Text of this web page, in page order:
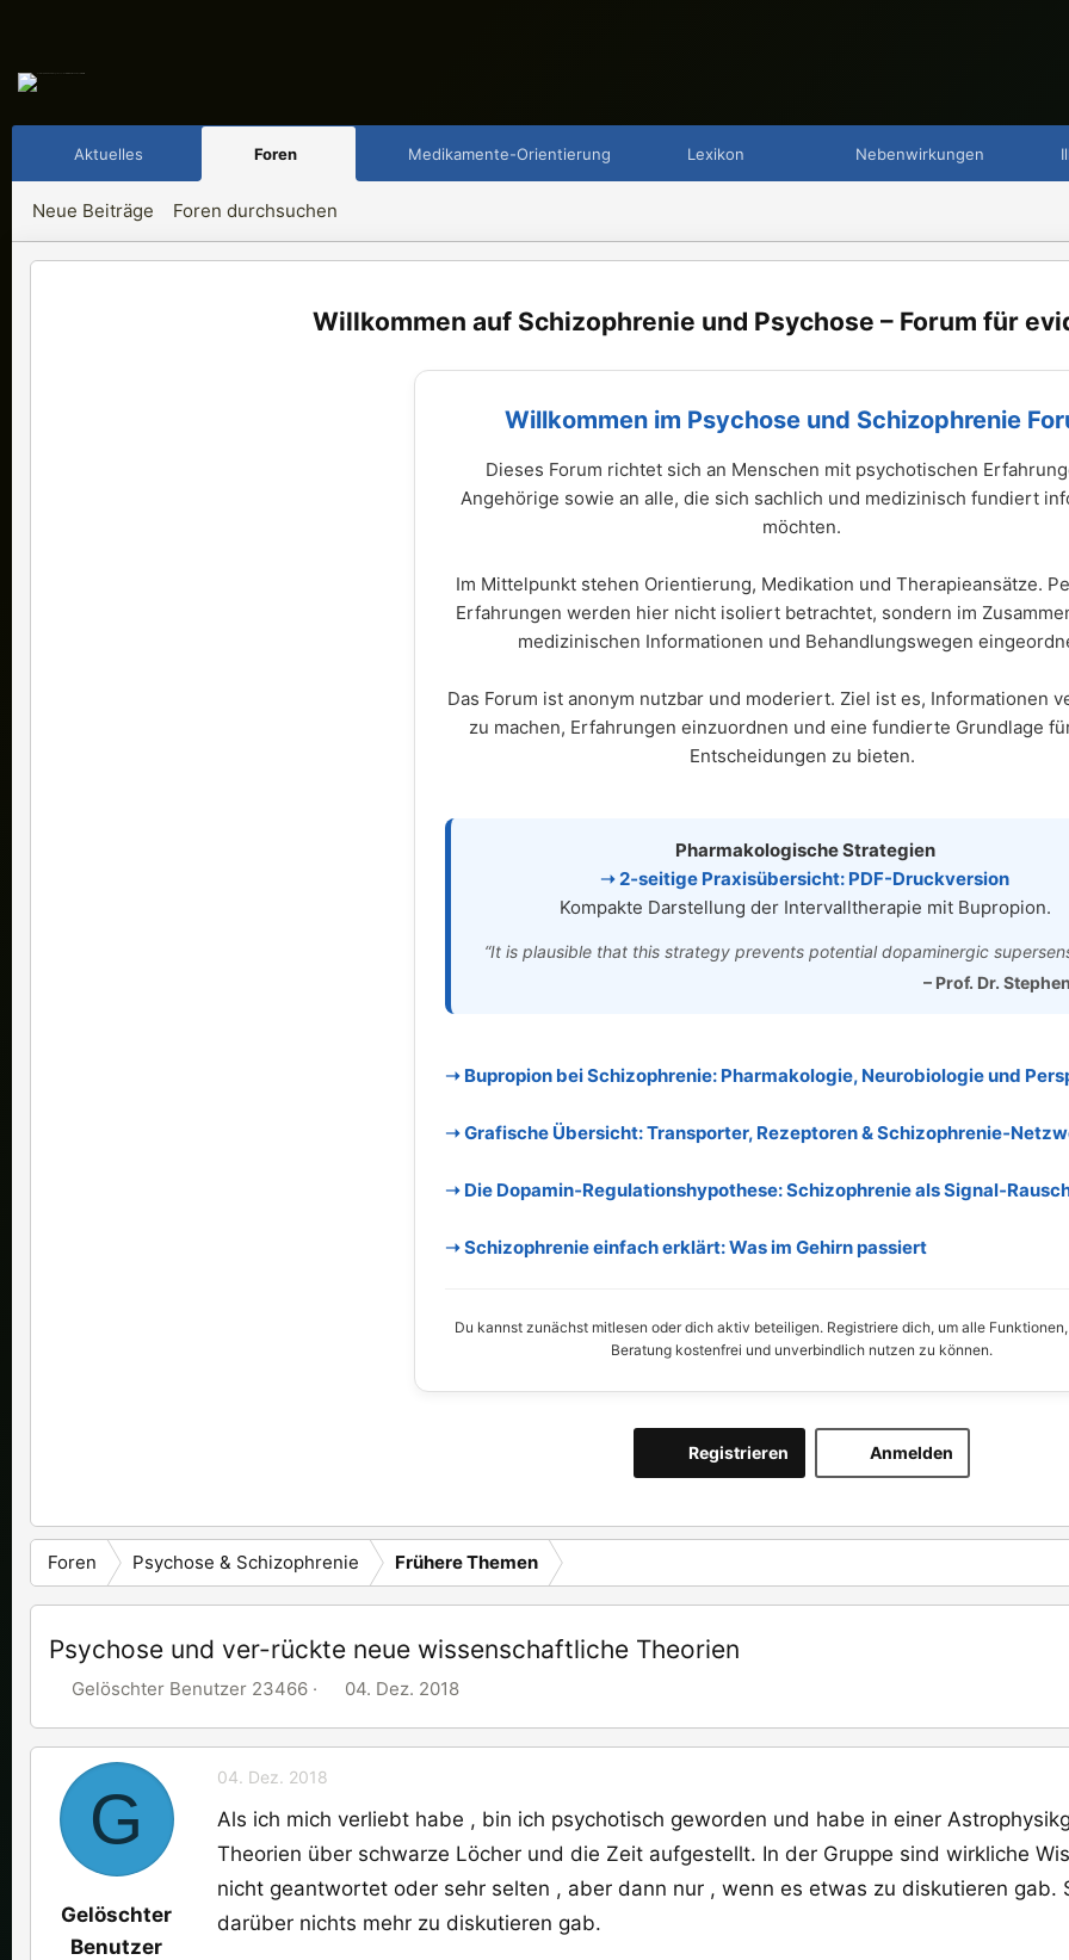
Aktuelles Foren Medikamente-Orientierung Lexikon Nebenwirkungen
Neue Beiträge Foren durchsuchen
Schizophrenie und Psychose – Forum für
Willkommen im Psychose und Schizophrenie
Dieses Forum richtet sich an Menschen mit psychotischen
Angehörige sowie an alle, die sich sachlich und medizinisch fundiert
möchten.
Im Mittelpunkt stehen Orientierung, Medikation und Therapieansätze.
Erfahrungen werden hier nicht isoliert betrachtet, sondern im
medizinischen Informationen und Behandlungswegen
Das Forum ist anonym nutzbar und moderiert. Ziel ist es, Informationen
zu machen, Erfahrungen einzuordnen und eine fundierte Grundlage
Entscheidungen zu bieten.
Pharmakologische Strategien
➝ 2‑seitige Praxisübersicht: PDF-Druckversion
Kompakte Darstellung der Intervalltherapie mit Bupropion.
“It is plausible that this strategy prevents potential dopaminergic
– Prof. Dr.
➝ Bupropion bei Schizophrenie: Pharmakologie, Neurobiologie und
➝ Grafische Übersicht: Transporter, Rezeptoren &
➝ Die Dopamin‑Regulationshypothese: Schizophrenie als
➝ Schizophrenie einfach erklärt: Was im Gehirn passiert
Du kannst zunächst mitlesen oder dich aktiv beteiligen. Registriere dich, um alle
Beratung kostenfrei und unverbindlich nutzen zu können.
Anmelden
Registrieren
Foren Psychose & Schizophrenie Frühere Themen
Psychose und ver-rückte neue wissenschaftliche Theorien
E
s
t
l
r
Gelöschter Benutzer 23466
E
s
l
l
t
a
04. Dez. 2018
G
Gelöschter
Benutzer
04. Dez. 2018
Als ich mich verliebt habe , bin ich psychotisch geworden und habe in einer
Theorien über schwarze Löcher und die Zeit aufgestellt. In der Gruppe sind wirkliche
nicht geantwortet oder sehr selten , aber dann nur , wenn es etwas zu diskutieren gab.
darüber nichts mehr zu diskutieren gab.